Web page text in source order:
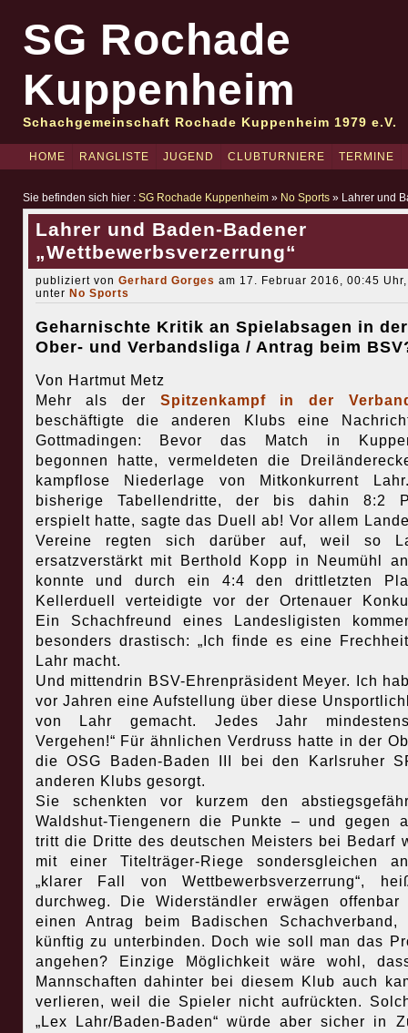
SG Rochade
Kuppenheim
Schachgemeinschaft Rochade Kuppenheim 1979 e.V.
HOME RANGLISTE JUGEND CLUBTURNIERE TERMINE
Sie befinden sich hier : SG Rochade Kuppenheim» No Sports» Lahrer und
Lahrer und Baden-Badener
„Wettbewerbsverzerrung“
publiziert von Gerhard Gorges am 17. Februar 2016, 00:45 Uhr,
unter No Sports
Geharnischte Kritik an Spielabsagen in der
Ober- und Verbandsliga / Antrag beim
Von Hartmut Metz
Mehr als der Spitzenkampf in der
beschäftigte die anderen Klubs eine
Gottmadingen: Bevor das Match in
begonnen hatte, vermeldeten die
kampflose Niederlage von Mitkonkurrent
bisherige Tabellendritte, der bis dahin 8:2
erspielt hatte, sagte das Duell ab! Vor allem
Vereine regten sich darüber auf, weil so
ersatzverstärkt mit Berthold Kopp in Neumühl
konnte und durch ein 4:4 den drittletzten
Kellerduell verteidigte vor der Ortenauer
Ein Schachfreund eines Landesligisten
besonders drastisch: „Ich finde es eine
Lahr macht.
Und mittendrin BSV-Ehrenpräsident Meyer. Ich
vor Jahren eine Aufstellung über diese
von Lahr gemacht. Jedes Jahr
Vergehen!“ Für ähnlichen Verdruss hatte in der
die OSG Baden-Baden III bei den Karlsruher
anderen Klubs gesorgt.
Sie schenkten vor kurzem den
Waldshut-Tiengenern die Punkte – und gegen
tritt die Dritte des deutschen Meisters bei Bedarf
mit einer Titelträger-Riege sondersgleichen
„klarer Fall von Wettbewerbsverzerrung“,
durchweg. Die Widerständler erwägen offenbar
einen Antrag beim Badischen Schachverband,
künftig zu unterbinden. Doch wie soll man das
angehen? Einzige Möglichkeit wäre wohl,
Mannschaften dahinter bei diesem Klub auch
verlieren, weil die Spieler nicht aufrückten.
„Lex Lahr/Baden-Baden“ würde aber sicher in